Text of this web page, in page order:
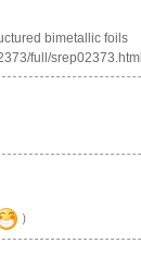
bimetallic foils
full/srep02373.html
）